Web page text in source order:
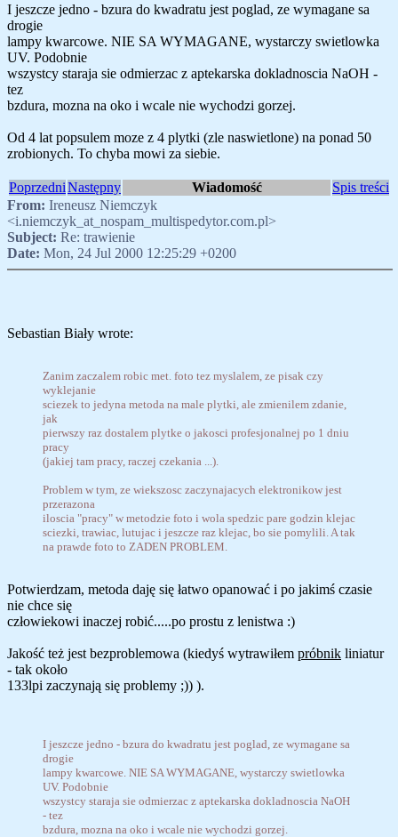
I jeszcze jedno - bzura do kwadratu jest poglad, ze wymagane sa
drogie
lampy kwarcowe. NIE SA WYMAGANE, wystarczy swietlowka
UV. Podobnie
wszystcy staraja sie odmierzac z aptekarska dokladnoscia NaOH -
tez
bzdura, mozna na oko i wcale nie wychodzi gorzej.
Od 4 lat popsulem moze z 4 plytki (zle naswietlone) na ponad 50
zrobionych. To chyba mowi za siebie.
PoprzedniNastępny Wiadomość
Spis treści
From: Ireneusz Niemczyk
<i.niemczyk_at_nospam_multispedytor.com.pl>
Subject: Re: trawienie
Date: Mon, 24 Jul 2000 12:25:29 +0200
Sebastian Biały wrote:
Zanim zaczalem robic met. foto tez myslalem, ze pisak czy
wyklejanie
sciezek to jedyna metoda na male plytki, ale zmienilem zdanie,
jak
pierwszy raz dostalem plytke o jakosci profesjonalnej po 1 dniu
pracy
(jakiej tam pracy, raczej czekania ...).
Problem w tym, ze wiekszosc zaczynajacych elektronikow jest
przerazona
iloscia "pracy" w metodzie foto i wola spedzic pare godzin klejac
sciezki, trawiac, lutujac i jeszcze raz klejac, bo sie pomylili. A tak
na prawde foto to ZADEN PROBLEM.
Potwierdzam, metoda daję się łatwo opanować i po jakimś czasie
nie chce się
człowiekowi inaczej robić.....po prostu z lenistwa :)
Jakość też jest bezproblemowa (kiedyś wytrawiłem próbnik liniatur
- tak około
133lpi zaczynają się problemy ;)) ).
I jeszcze jedno - bzura do kwadratu jest poglad, ze wymagane sa
drogie
lampy kwarcowe. NIE SA WYMAGANE, wystarczy swietlowka
UV. Podobnie
wszystcy staraja sie odmierzac z aptekarska dokladnoscia NaOH
- tez
bzdura, mozna na oko i wcale nie wychodzi gorzej.